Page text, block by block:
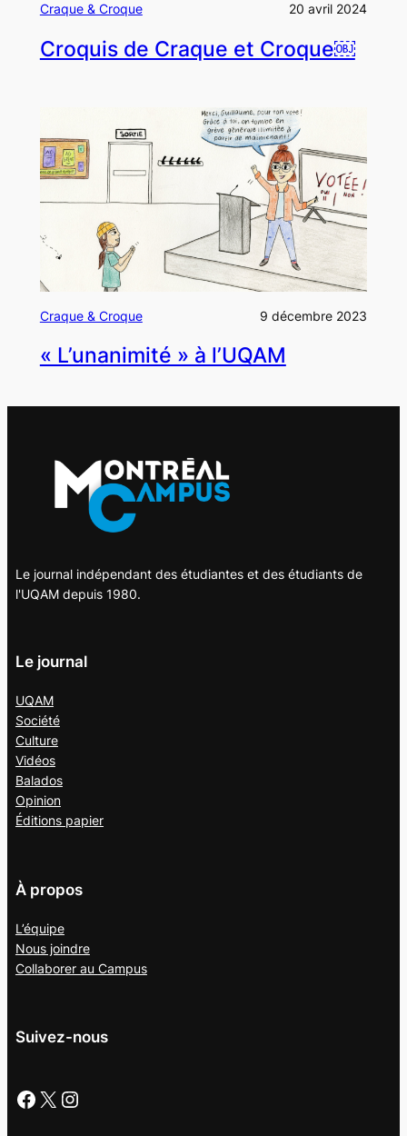
Craque & Croque 20 avril 2024
Croquis de Craque et Croque￼
Craque & Croque 9 décembre 2023
« L’unanimité » à l’UQAM
Le journal indépendant des étudiantes et des étudiants de
l'UQAM depuis 1980.
Le journal
UQAM
Société
Culture
Vidéos
Balados
Opinion
Éditions papier
À propos
L’équipe
Nous joindre
Collaborer au Campus
Suivez-nous
Facebook X Instagram